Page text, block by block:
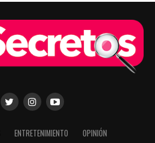
ENTRETENIMIENTO OPINIÓN